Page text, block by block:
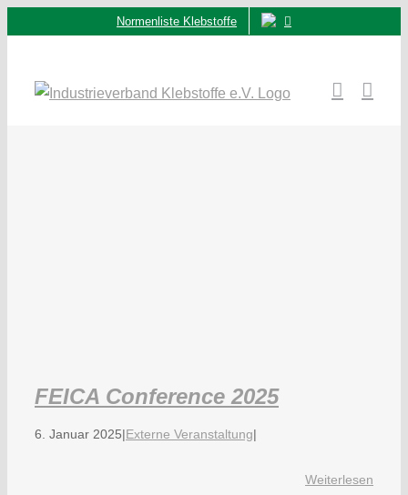
Normenliste Klebstoffe
FEICA Conference 2025
6. Januar 2025|Externe Veranstaltung|
Weiterlesen